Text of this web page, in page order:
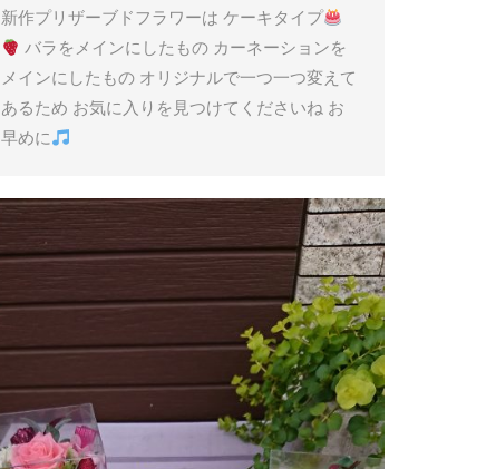
新作プリザーブドフラワーは ケーキタイプ
バラをメインにしたもの カーネーションを
メインにしたもの オリジナルで一つ一つ変えて
あるため お気に入りを見つけてくださいね お
早めに